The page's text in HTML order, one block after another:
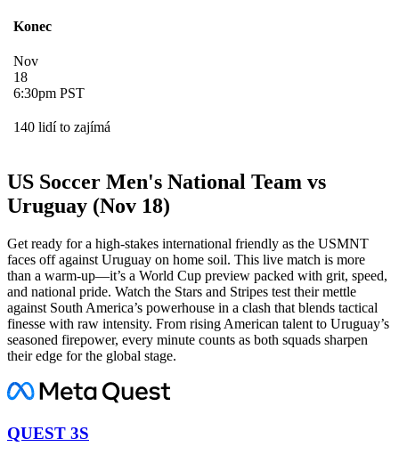
Konec
Nov
18
6:30pm PST
140 lidí to zajímá
US Soccer Men's National Team vs
Uruguay (Nov 18)
Get ready for a high-stakes international friendly as the USMNT
faces off against Uruguay on home soil. This live match is more
than a warm-up—it’s a World Cup preview packed with grit, speed,
and national pride. Watch the Stars and Stripes test their mettle
against South America’s powerhouse in a clash that blends tactical
finesse with raw intensity. From rising American talent to Uruguay’s
seasoned firepower, every minute counts as both squads sharpen
their edge for the global stage.
QUEST 3S